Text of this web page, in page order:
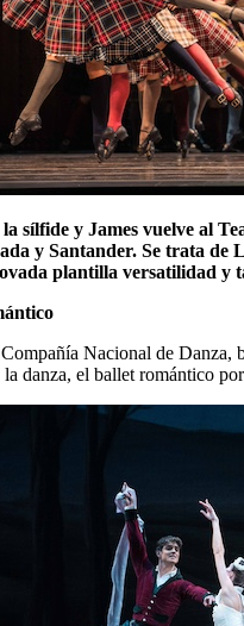
sílfide y James vuelve al
y Santander. Se trata
plantilla versatilidad
Nacional de Danza,
danza, el ballet romántico